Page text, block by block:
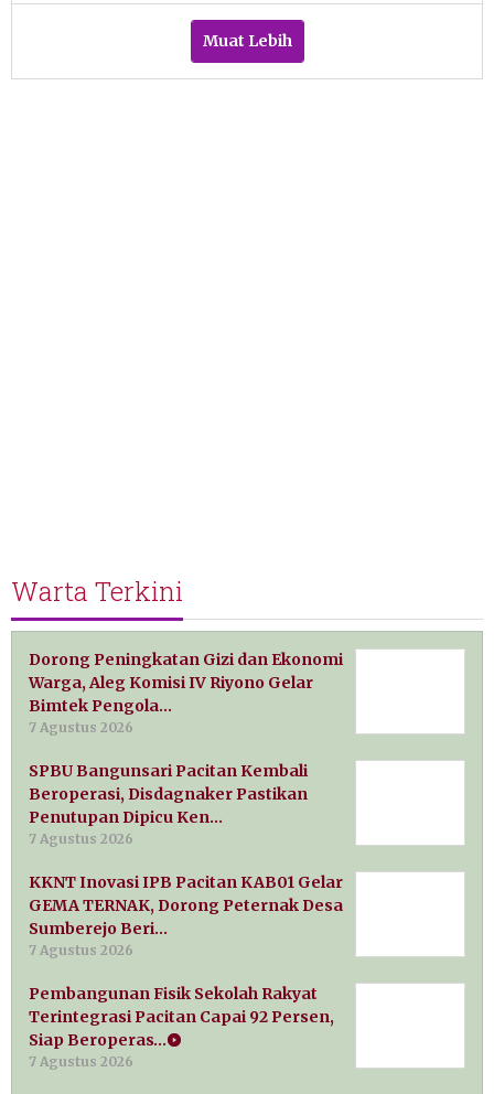
Wulandari
Muat Lebih
Warta Terkini
Dorong Peningkatan Gizi dan Ekonomi
Warga, Aleg Komisi IV Riyono Gelar
Bimtek Pengola…
7 Agustus 2026
SPBU Bangunsari Pacitan Kembali
Beroperasi, Disdagnaker Pastikan
Penutupan Dipicu Ken…
7 Agustus 2026
KKNT Inovasi IPB Pacitan KAB01 Gelar
GEMA TERNAK, Dorong Peternak Desa
Sumberejo Beri…
7 Agustus 2026
Pembangunan Fisik Sekolah Rakyat
Terintegrasi Pacitan Capai 92 Persen,
Siap Beroperas…
7 Agustus 2026